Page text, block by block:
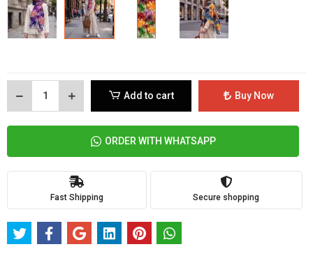
Add to cart Buy Now
ORDER WITH WHATSAPP
Fast Shipping Secure shopping